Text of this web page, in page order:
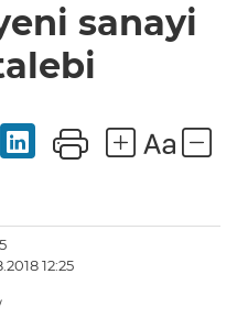
sanayi
12:25